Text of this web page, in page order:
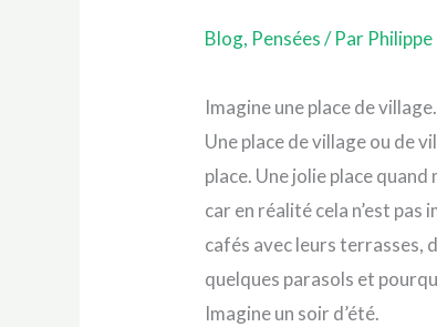
Blog, Pensées/ Par
Imagine une place de village.
Une place de village ou de
place. Une jolie place
car en réalité cela n’est
cafés avec leurs terrasses,
quelques parasols et
Imagine un soir d’été.